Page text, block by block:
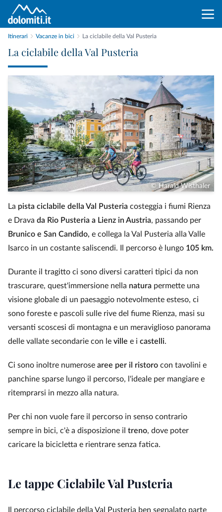
Itinerari Vacanze in bici La ciclabile della Val Pusteria
La ciclabile della Val Pusteria
© Harald Wisthaler
La pista ciclabile della Val Pusteria costeggia i fiumi Rienza
e Drava da Rio Pusteria a Lienz in Austria, passando per
Brunico e San Candido, e collega la Val Pusteria alla Valle
Isarco in un costante saliscendi. Il percorso è lungo 105 km.
Durante il tragitto ci sono diversi caratteri tipici da non
trascurare, quest'immersione nella natura permette una
visione globale di un paesaggio notevolmente esteso, ci
sono foreste e pascoli sulle rive del fiume Rienza, masi su
versanti scoscesi di montagna e un meraviglioso panorama
delle vallate secondarie con le ville e i castelli.
Ci sono inoltre numerose aree per il ristoro con tavolini e
panchine sparse lungo il percorso, l'ideale per mangiare e
ritemprarsi in mezzo alla natura.
Per chi non vuole fare il percorso in senso contrario
sempre in bici, c'è a disposizione il treno, dove poter
caricare la bicicletta e rientrare senza fatica.
Le tappe Ciclabile Val Pusteria
Il percorso ciclabile della Val Pusteria ben segnalato parte